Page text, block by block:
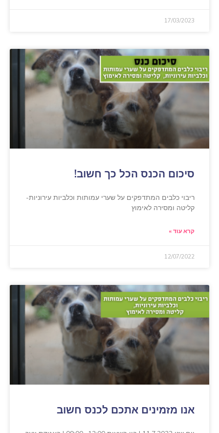
17/03/2023
סיכום הכנס הכל כך חשוב!
ריבוי כלבים המתדפקים על שערי עמותות וכלביות עירוניות-
קליטה ומסירה לאימוץ
קרא עוד »
12/07/2022
אנו מזמינים אתכם לכנס חשוב